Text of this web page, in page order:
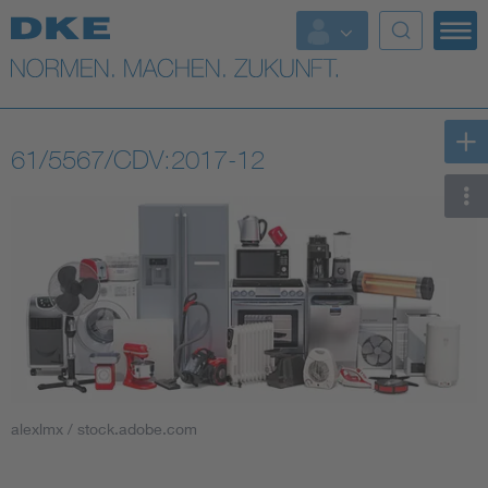
Top-Themen
VDE Fokusthemen
Digital Security
Health
Industry
Living
61/5567/CDV:2017-12
alexlmx / stock.adobe.com